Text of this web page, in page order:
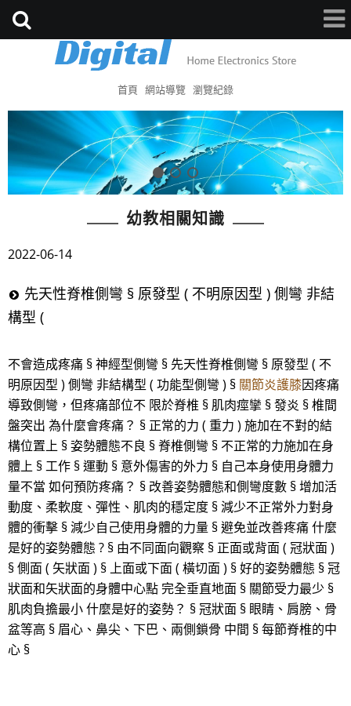
首頁 網站導覽 瀏覽紀錄
幼教相關知識
2022-06-14
先天性脊椎側彎 § 原發型 ( 不明原因型 ) 側彎 非結
構型 (
不會造成疼痛 § 神經型側彎 § 先天性脊椎側彎 § 原發型 ( 不
明原因型 ) 側彎 非結構型 ( 功能型側彎 ) § 關節炎護膝因疼痛
導致側彎，但疼痛部位不 限於脊椎 § 肌肉痙攣 § 發炎 § 椎間
盤突出 為什麼會疼痛？ § 正常的力 ( 重力 ) 施加在不對的結
構位置上 § 姿勢體態不良 § 脊椎側彎 § 不正常的力施加在身
體上 § 工作 § 運動 § 意外傷害的外力 § 自己本身使用身體力
量不當 如何預防疼痛？ § 改善姿勢體態和側彎度數 § 增加活
動度、柔軟度、彈性、肌肉的穩定度 § 減少不正常外力對身
體的衝擊 § 減少自己使用身體的力量 § 避免並改善疼痛 什麼
是好的姿勢體態 ? § 由不同面向觀察 § 正面或背面 ( 冠狀面 )
§ 側面 ( 矢狀面 ) § 上面或下面 ( 橫切面 ) § 好的姿勢體態 § 冠
狀面和矢狀面的身體中心點 完全垂直地面 § 關節受力最少 §
肌肉負擔最小 什麼是好的姿勢？ § 冠狀面 § 眼睛、肩膀、骨
盆等高 § 眉心、鼻尖、下巴、兩側鎖骨 中間 § 每節脊椎的中
心 §